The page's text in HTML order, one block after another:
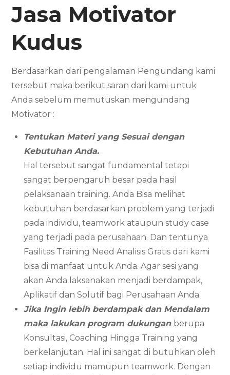
Jasa Motivator
Kudus
Berdasarkan dari pengalaman Pengundang kami
tersebut maka berikut saran dari kami untuk
Anda sebelum memutuskan mengundang
Motivator :
Tentukan Materi yang Sesuai dengan
Kebutuhan Anda.
Hal tersebut sangat fundamental tetapi
sangat berpengaruh besar pada hasil
pelaksanaan training. Anda Bisa melihat
kebutuhan berdasarkan problem yang terjadi
pada individu, teamwork ataupun study case
yang terjadi pada perusahaan. Dan tentunya
Fasilitas Training Need Analisis Gratis dari kami
bisa di manfaat untuk Anda. Agar sesi yang
akan Anda laksanakan menjadi berdampak,
Aplikatif dan Solutif bagi Perusahaan Anda.
Jika Ingin lebih berdampak dan Mendalam
maka lakukan program dukungan berupa
Konsultasi, Coaching Hingga Training yang
berkelanjutan. Hal ini sangat di butuhkan oleh
setiap individu mamupun teamwork. Dengan